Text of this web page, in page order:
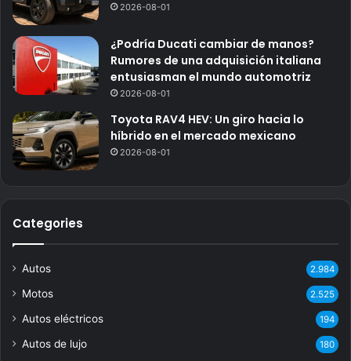
2026-08-01
¿Podría Ducati cambiar de manos?
Rumores de una adquisición italiana
entusiasman el mundo automotriz
2026-08-01
Toyota RAV4 HEV: Un giro hacia lo
híbrido en el mercado mexicano
2026-08-01
Categories
Autos 2.984
Motos 2.525
Autos eléctricos 194
Autos de lujo 180